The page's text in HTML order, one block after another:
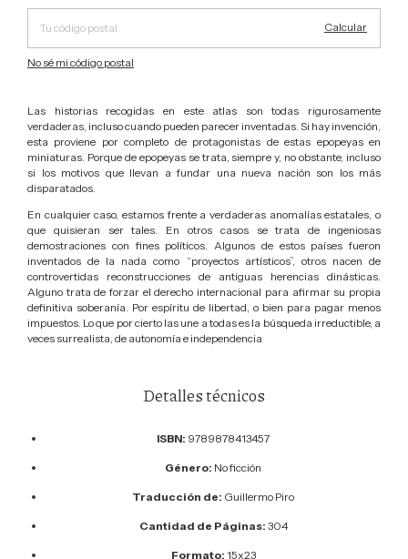
Calcular
No sé mi código postal
Las historias recogidas en este atlas son todas rigurosamente
verdaderas, incluso cuando pueden parecer inventadas. Si hay invención,
esta proviene por completo de protagonistas de estas epopeyas en
miniaturas. Porque de epopeyas se trata, siempre y, no obstante, incluso
si los motivos que llevan a fundar una nueva nación son los más
disparatados.
En cualquier caso, estamos frente a verdaderas anomalías estatales, o
que quisieran ser tales. En otros casos se trata de ingeniosas
demostraciones con fines políticos. Algunos de estos países fueron
inventados de la nada como “proyectos artísticos”, otros nacen de
controvertidas reconstrucciones de antiguas herencias dinásticas.
Alguno trata de forzar el derecho internacional para afirmar su propia
definitiva soberanía. Por espíritu de libertad, o bien para pagar menos
impuestos. Lo que por cierto las une a todas es la búsqueda irreductible, a
veces surrealista, de autonomía e independencia
Detalles técnicos
ISBN: 9789878413457
Género: No ficción
Traducción de: Guillermo Piro
Cantidad de Páginas: 304
Formato: 15x23